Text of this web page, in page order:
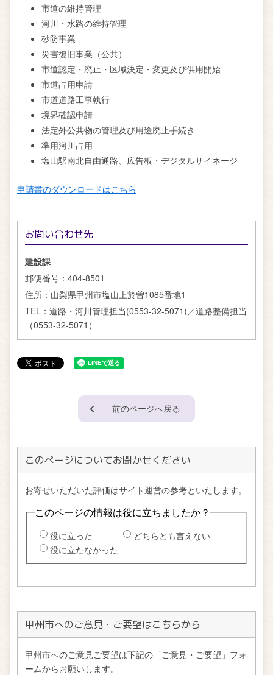
市道の維持管理
河川・水路の維持管理
砂防事業
災害復旧事業（公共）
市道認定・廃止・区域決定・変更及び供用開始
市道占用申請
市道道路工事執行
境界確認申請
法定外公共物の管理及び用途廃止手続き
準用河川占用
塩山駅南北自由通路、広告板・デジタルサイネージ
申請書のダウンロードはこちら
お問い合わせ先
建設課
郵便番号： 404-8501
住所： 山梨県甲州市塩山上於曽1085番地1
TEL： 道路・河川管理担当(0553-32-5071)／道路整備担当
（0553-32-5071）
前のページへ戻る
このページについてお聞かせください
甲州市へのご意見・ご要望はこちらから
甲州市へのご意見ご要望は下記の「ご意見・ご要望」フォ
ームからお願いします。